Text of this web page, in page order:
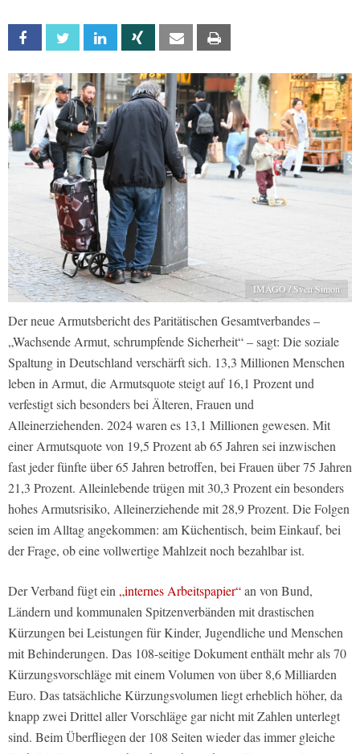
Facebook Twitter Linkedin Xing Email
IMAGO / Sven Simon
Der neue Armutsbericht des Paritätischen Gesamtverbandes –
„Wachsende Armut, schrumpfende Sicherheit“ – sagt: Die soziale
Spaltung in Deutschland verschärft sich. 13,3 Millionen Menschen
leben in Armut, die Armutsquote steigt auf 16,1 Prozent und
verfestigt sich besonders bei Älteren, Frauen und
Alleinerziehenden. 2024 waren es 13,1 Millionen gewesen. Mit
einer Armutsquote von 19,5 Prozent ab 65 Jahren sei inzwischen
fast jeder fünfte über 65 Jahren betroffen, bei Frauen über 75 Jahren
21,3 Prozent. Alleinlebende trügen mit 30,3 Prozent ein besonders
hohes Armutsrisiko, Alleinerziehende mit 28,9 Prozent. Die Folgen
seien im Alltag angekommen: am Küchentisch, beim Einkauf, bei
der Frage, ob eine vollwertige Mahlzeit noch bezahlbar ist.
Der Verband fügt ein „internes Arbeitspapier“an von Bund,
Ländern und kommunalen Spitzenverbänden mit drastischen
Kürzungen bei Leistungen für Kinder, Jugendliche und Menschen
mit Behinderungen. Das 108-seitige Dokument enthält mehr als 70
Kürzungsvorschläge mit einem Volumen von über 8,6 Milliarden
Euro. Das tatsächliche Kürzungsvolumen liegt erheblich höher, da
knapp zwei Drittel aller Vorschläge gar nicht mit Zahlen unterlegt
sind. Beim Überfliegen der 108 Seiten wieder das immer gleiche